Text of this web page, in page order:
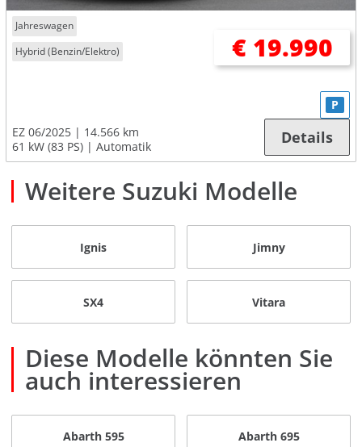
Jahreswagen
Hybrid (Benzin/Elektro)
€ 19.990
EZ 06/2025
14.566 km
61 kW (83 PS)
Automatik
P
Details
Weitere Suzuki Modelle
Ignis Jimny
SX4 Vitara
Diese Modelle könnten Sie
auch interessieren
Abarth 595 Abarth 695